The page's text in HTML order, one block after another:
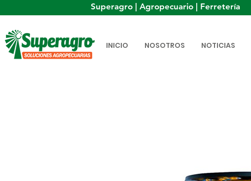
Superagro | Agropecuario | Ferretería
INICIO NOSOTROS NOTICIAS